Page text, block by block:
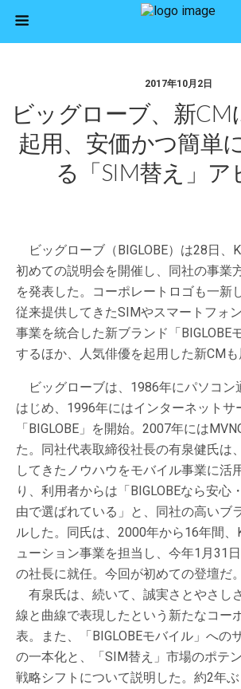
2017年10月2日
ビッグローブ、新CM
起用、安価かつ簡単
る「SIM替え」ア
ビッグローブ（BIGLOBE）は28日、
初めての説明会を開催し、同社の事業
を発表した。コーポレートロゴも一新
従来提供してきたSIMやスマートフォ
事業を統合した新ブランド「BIGLOBE
するほか、人気俳優を起用した新CMも
ビッグローブは、1986年にパソコン
はじめ、1996年にはインターネットサ
「BIGLOBE」を開始。2007年には
た。同社代表取締役社長の有泉健氏は
してきたノウハウをモバイル事業に活
り、利用者からは「BIGLOBEなら安心
由で選ばれている」と、同社の高いブ
ルした。同氏は、2000年から16年間、
ューション事業を担当し、今年1月31
の社長に就任。今回が初めての登壇だ。
有泉氏は、続いて、誠実さとやさし
線と曲線で表現したという新たなコー
表。また、「BIGLOBEモバイル」への
の一本化と、「SIM替え」市場のポテ
戦略シフトについて説明した。約2年